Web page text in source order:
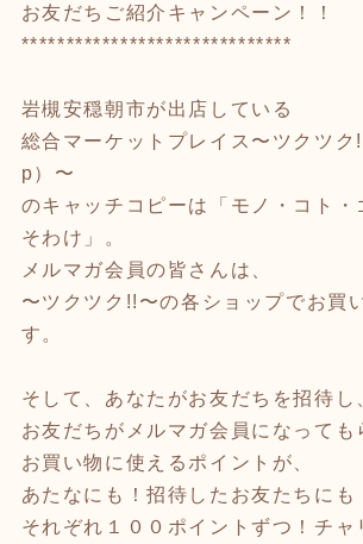
お友だちご紹介キャンペーン！！
******************************
岩槻安穏朝市が出店している
総合マーケットプレイス〜ツクツ
p）〜
のキャッチコピーは「モノ・コト・
そわけ」。
メルマガ会員の皆さんは、
〜ツクツク!!〜の各ショップでお買
す。
そして、あなたがお友だちを招待し
お友だちがメルマガ会員になっても
お買い物に使えるポイントが、
あたなにも！招待したお友たちにも
それぞれ１００ポイントずつ！チャ